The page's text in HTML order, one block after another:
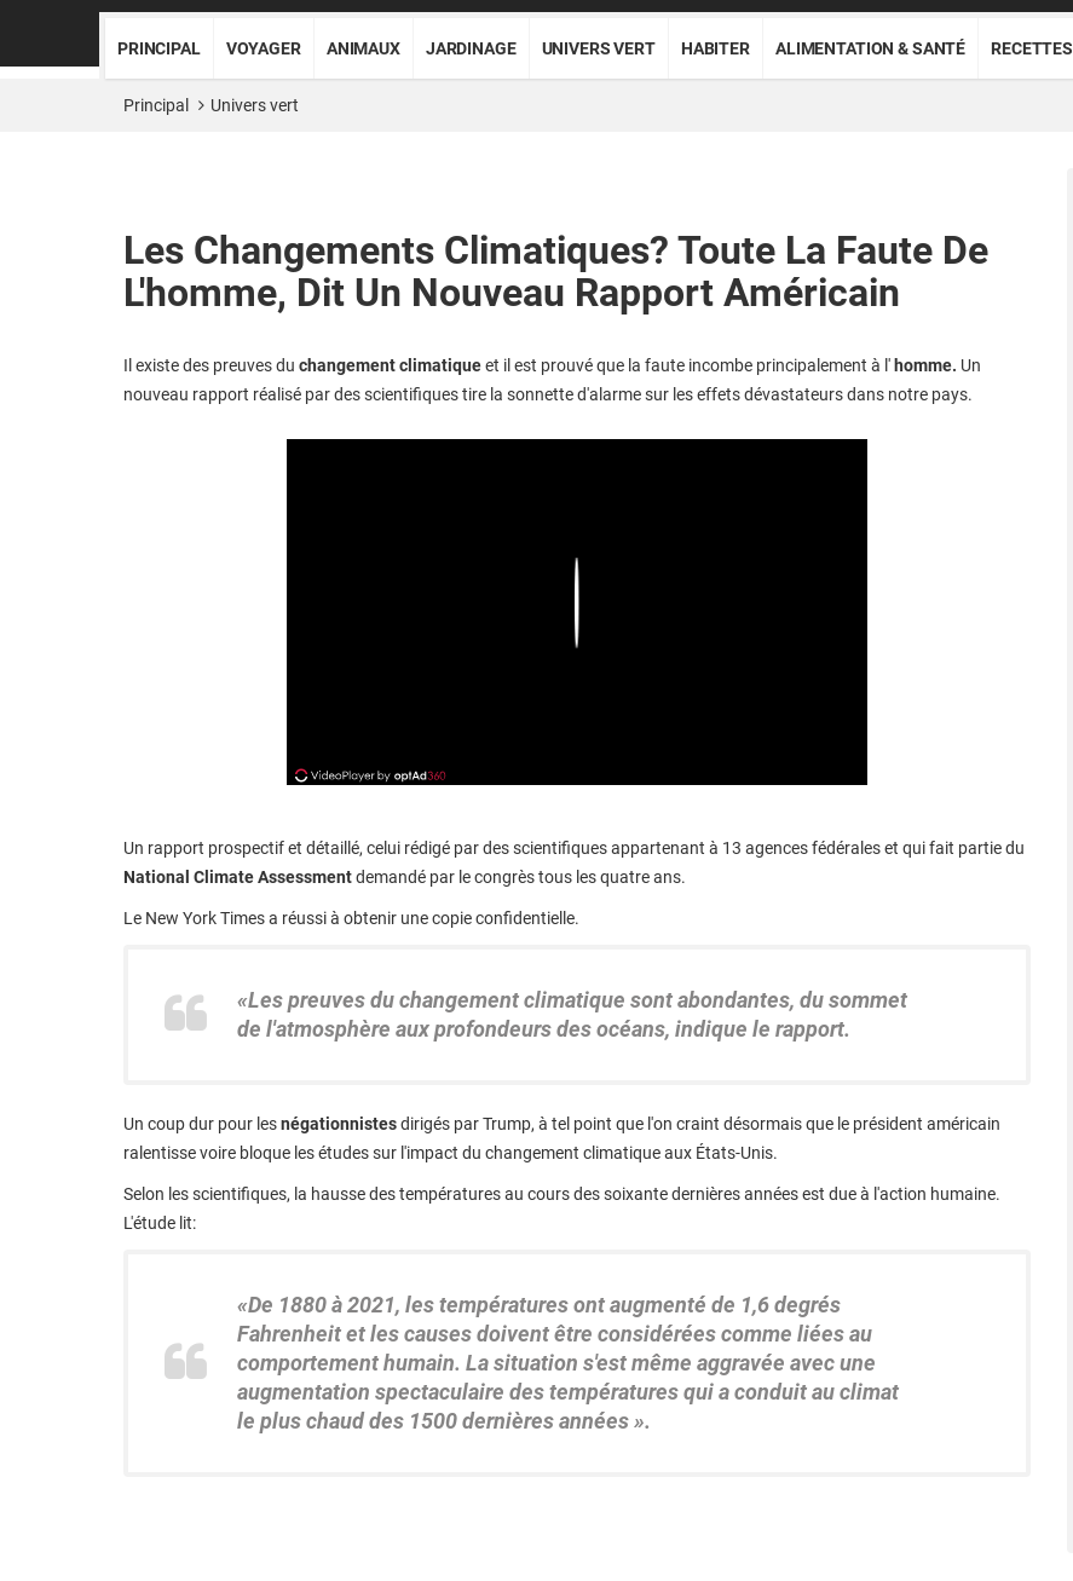
PRINCIPAL VOYAGER ANIMAUX JARDINAGE UNIVERS VERT HABITER ALIMENTATION & SANTÉ RECETTES
Principal Univers vert
Les Changements Climatiques? Toute La Faute De
L'homme, Dit Un Nouveau Rapport Américain
Il existe des preuves du changement climatiqueet il est prouvé que la faute incombe principalement à l' homme. Un
nouveau rapport réalisé par des scientifiques tire la sonnette d'alarme sur les effets dévastateurs dans notre pays.
Un rapport prospectif et détaillé, celui rédigé par des scientifiques appartenant à 13 agences fédérales et qui fait partie du
National Climate Assessmentdemandé par le congrès tous les quatre ans.
Le New York Times a réussi à obtenir une copie confidentielle.
«Les preuves du changement climatique sont abondantes, du sommet
de l'atmosphère aux profondeurs des océans, indique le rapport.
Un coup dur pour lesnégationnistesdirigés par Trump, à tel point que l'on craint désormais que le président américain
ralentisse voire bloque les études sur l'impact du changement climatique aux États-Unis.
Selon les scientifiques, la hausse des températures au cours des soixante dernières années est due à l'action humaine.
L'étude lit:
«De 1880 à 2021, les températures ont augmenté de 1,6 degrés
Fahrenheit et les causes doivent être considérées comme liées au
comportement humain. La situation s'est même aggravée avec une
augmentation spectaculaire des températures qui a conduit au climat
le plus chaud des 1500 dernières années ».